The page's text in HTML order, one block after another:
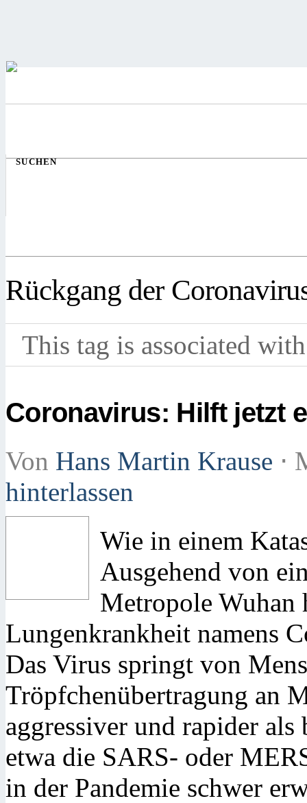
SUCHEN
Rückgang der
This tag is associated
Coronavirus: Hilft jetzt
Von Hans Martin Krause ⋅
hinterlassen
Wie in einem
Ausgehend von
Metropole Wuhan
Lungenkrankheit namens
Das Virus springt von
Tröpfchenübertragung an
aggressiver und rapider
etwa die SARS- oder
in der Pandemie schwer